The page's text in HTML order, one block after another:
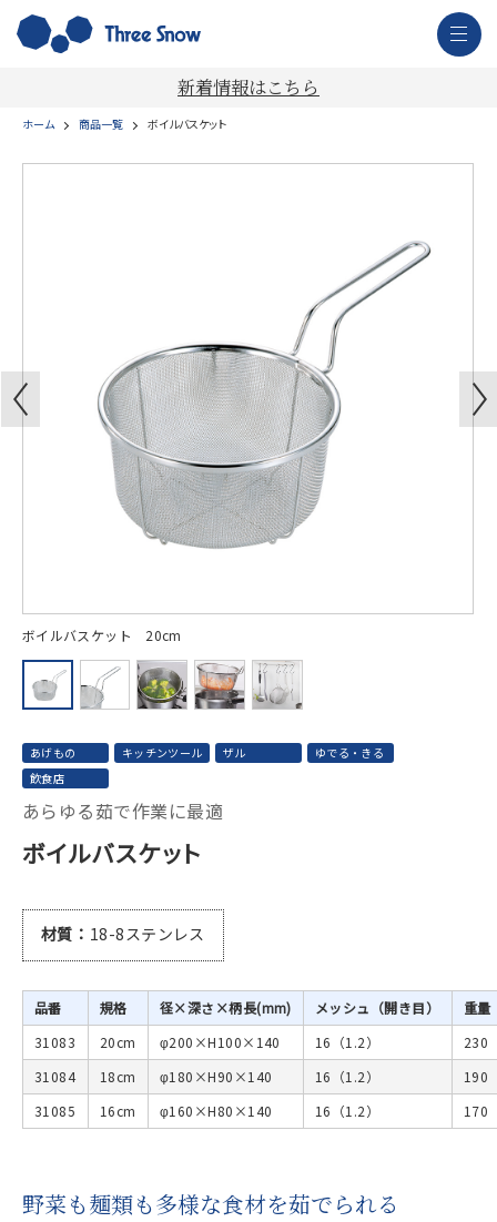
新着情報はこちら
ホーム 商品一覧 ボイルバスケット
ボイルバスケット 20cm
あげもの キッチンツール ザル
ゆでる・きる
飲食店
あらゆる茹で作業に最適
ボイルバスケット
材質 18-8ステンレス
品番 規格 径×深さ×柄長(mm) メッシュ（開き目）
重量
31083
20cm φ200×H100×140 16（1.2）
230
31084
18cm φ180×H90×140 16（1.2）
190
31085
16cm φ160×H80×140 16（1.2） 170
野菜も麺類も多様な食材を茹でられる